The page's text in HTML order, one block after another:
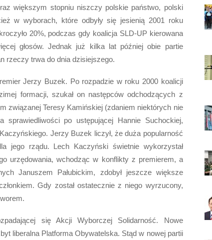
większym stopniu niszczy polskie państwo, polski
w wyborach, które odbyły się jesienią 2001 roku
20%, podczas gdy koalicja SLD-UP kierowana
głosów. Jednak już kilka lat później obie partie
rzeczy trwa do dnia dzisiejszego.
Jerzy Buzek. Po rozpadzie w roku 2000 koalicji
formacji, szukał on następców odchodzących z
związanej Teresy Kamińskiej (zdaniem niektórych nie
sprawiedliwości po ustępującej Hannie Suchockiej,
Jerzy Buzek liczył, że duża popularność
jego rządu. Lech Kaczyński świetnie wykorzystał
urzędowania, wchodząc w konflikty z premierem, a
Januszem Pałubickim, zdobył jeszcze większe
Gdy został ostatecznie z niego wyrzucony,
się Akcji Wyborczej Solidarność. Nowe
liberalna Platforma Obywatelska. Stąd w nowej partii